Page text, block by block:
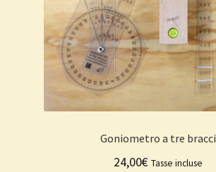
Goniometro a tre bracci
24,00€ Tasse incluse